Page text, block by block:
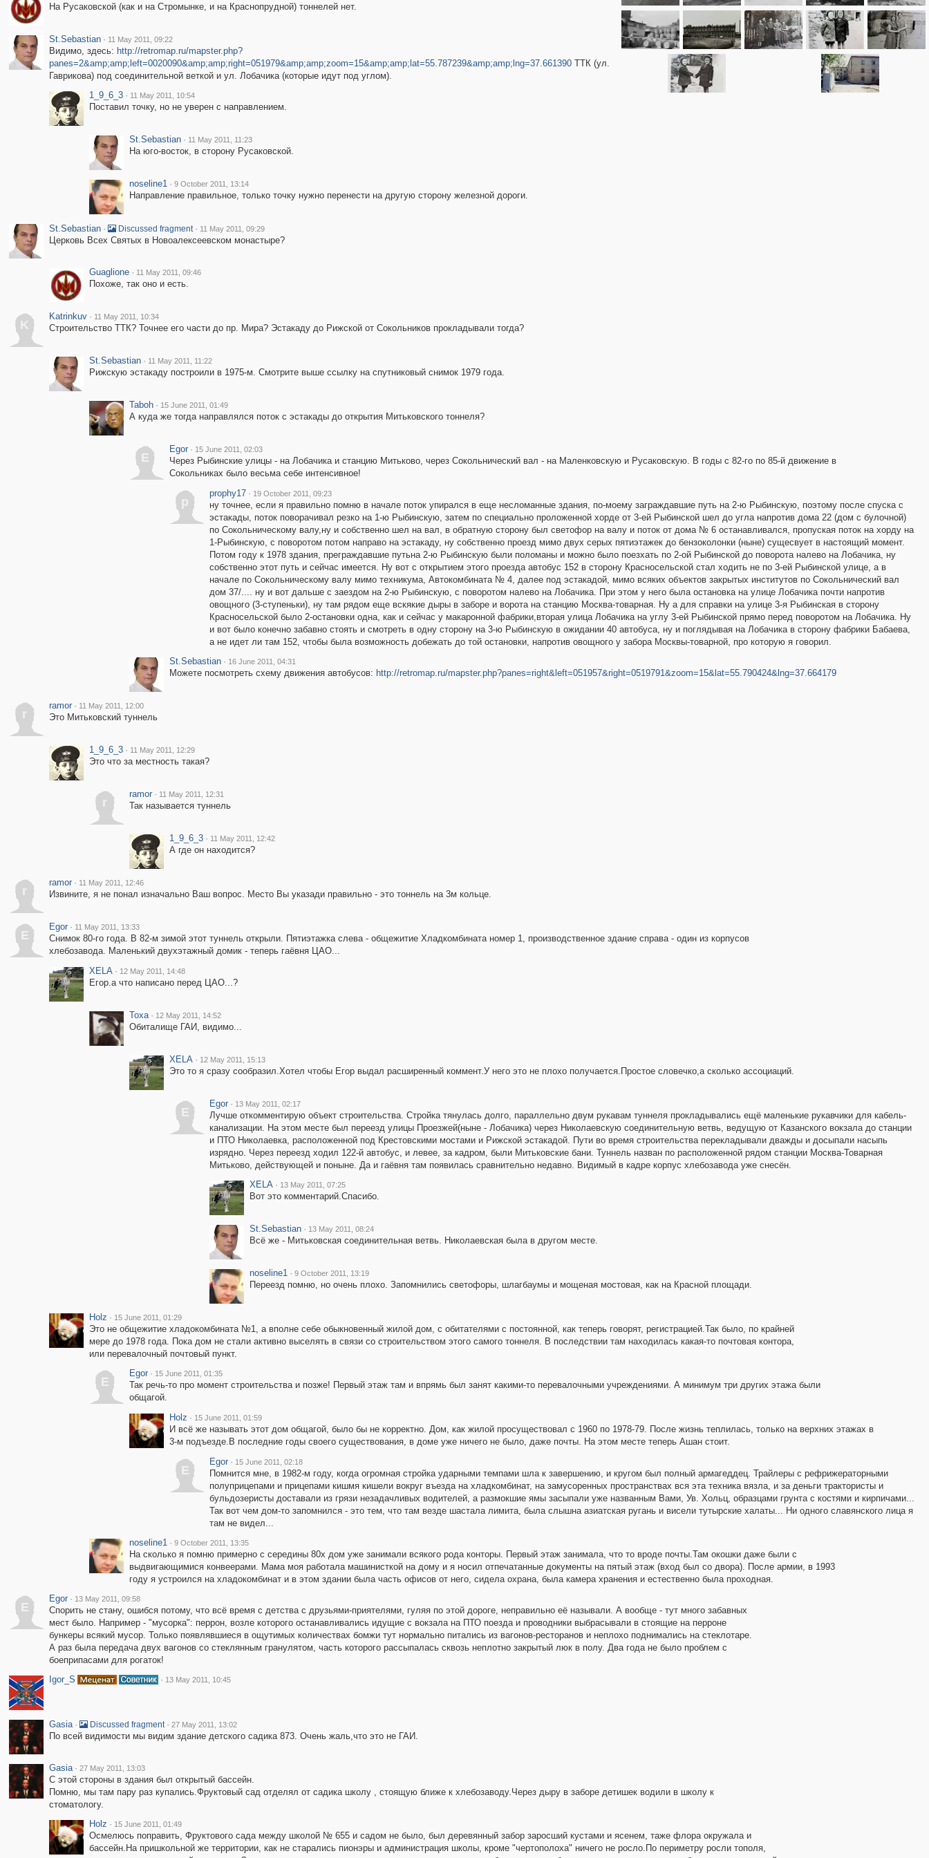
На Русаковской (как и на Стромынке, и на Краснопрудной) тоннелей нет.
St.Sebastian · 11 May 2011, 09:22
Видимо, здесь: http://retromap.ru/mapster.php?
panes=2&amp;amp;left=0020090&amp;amp;right=051979&amp;amp;zoom=15&amp;amp;lat=55.787239&amp;amp;lng=37.661390ТТК (ул.
Гаврикова) под соединительной веткой и ул. Лобачика (которые идут под углом).
1_9_6_3 · 11 May 2011, 10:54
Поставил точку, но не уверен с направлением.
St.Sebastian · 11 May 2011, 11:23
На юго-восток, в сторону Русаковской.
noseline1 · 9 October 2011, 13:14
Направление правильное, только точку нужно перенести на другую сторону железной дороги.
St.Sebastian · Discussed fragment · 11 May 2011, 09:29
Церковь Всех Святых в Новоалексеевском монастыре?
Guaglione · 11 May 2011, 09:46
Похоже, так оно и есть.
K
Katrinkuv · 11 May 2011, 10:34
Строительство ТТК? Точнее его части до пр. Мира? Эстакаду до Рижской от Сокольников прокладывали тогда?
St.Sebastian · 11 May 2011, 11:22
Рижскую эстакаду построили в 1975-м. Смотрите выше ссылку на спутниковый снимок 1979 года.
Taboh · 15 June 2011, 01:49
А куда же тогда направлялся поток с эстакады до открытия Митьковского тоннеля?
E
Egor · 15 June 2011, 02:03
Через Рыбинские улицы - на Лобачика и станцию Митьково, через Сокольнический вал - на Маленковскую и Русаковскую. В годы с 82-го по 85-й движение в
Сокольниках было весьма себе интенсивное!
p
prophy17 · 19 October 2011, 09:23
ну точнее, если я правильно помню в начале поток упирался в еще несломанные здания, по-моему заграждавшие путь на 2-ю Рыбинскую, поэтому после спуска с
эстакады, поток поворачивал резко на 1-ю Рыбинскую, затем по специально проложенной хорде от 3-ей Рыбинской шел до угла напротив дома 22 (дом с булочной)
по Сокольническому валу,ну и собственно шел на вал, в обратную сторону был светофор на валу и поток от дома № 6 останавливался, пропуская поток на хорду на
1-Рыбинскую, с поворотом потом направо на эстакаду, ну собственно проезд мимо двух серых пятиэтажек до бензоколонки (ныне) сущесвует в настоящий момент.
Потом году к 1978 здания, преграждавшие путьна 2-ю Рыбинскую были поломаны и можно было поезхать по 2-ой Рыбинской до поворота налево на Лобачика, ну
собственно этот путь и сейчас имеется. Ну вот с открытием этого проезда автобус 152 в сторону Красносельской стал ходить не по 3-ей Рыбинской улице, а в
начале по Сокольническому валу мимо техникума, Автокомбината № 4, далее под эстакадой, мимо всяких объектов закрытых институтов по Сокольнический вал
дом 37/.... ну и вот дальше с заездом на 2-ю Рыбинскую, с поворотом налево на Лобачика. При этом у него была остановка на улице Лобачика почти напротив
овощного (3-ступеньки), ну там рядом еще вскякие дыры в заборе и ворота на станцию Москва-товарная. Ну а для справки на улице 3-я Рыбинская в сторону
Красносельской было 2-остановки одна, как и сейчас у макаронной фабрики,вторая улица Лобачика на углу 3-ей Рыбинской прямо перед поворотом на Лобачика. Ну
и вот было конечно забавно стоять и смотреть в одну сторону на 3-ю Рыбинскую в ожидании 40 автобуса, ну и поглядывая на Лобачика в сторону фабрики Бабаева,
а не идет ли там 152, чтобы была возможность добежать до той остановки, напротив овощного у забора Москвы-товарной, про которую я говорил.
St.Sebastian · 16 June 2011, 04:31
Можете посмотреть схему движения автобусов: http://retromap.ru/mapster.php?panes=right&left=051957&right=0519791&zoom=15&lat=55.790424&lng=37.664179
r
ramor · 11 May 2011, 12:00
Это Митьковский туннель
1_9_6_3 · 11 May 2011, 12:29
Это что за местность такая?
r
ramor · 11 May 2011, 12:31
Так называется туннель
1_9_6_3 · 11 May 2011, 12:42
А где он находится?
r
ramor · 11 May 2011, 12:46
Извините, я не понал изначально Ваш вопрос. Место Вы указади правильно - это тоннель на 3м кольце.
E
Egor · 11 May 2011, 13:33
Снимок 80-го года. В 82-м зимой этот туннель открыли. Пятиэтажка слева - общежитие Хладкомбината номер 1, производственное здание справа - один из корпусов
хлебозавода. Маленький двухэтажный домик - теперь гаёвня ЦАО...
XELA · 12 May 2011, 14:48
Егор.а что написано перед ЦАО...?
Toxa · 12 May 2011, 14:52
Обиталище ГАИ, видимо...
XELA · 12 May 2011, 15:13
Это то я сразу сообразил.Хотел чтобы Егор выдал расширенный коммент.У него это не плохо получается.Простое словечко,а сколько ассоциаций.
E
Egor · 13 May 2011, 02:17
Лучше откомментирую объект строительства. Стройка тянулась долго, параллельно двум рукавам туннеля прокладывались ещё маленькие рукавчики для кабель-
канализации. На этом месте был переезд улицы Проезжей(ныне - Лобачика) через Николаевскую соединительную ветвь, ведущую от Казанского вокзала до станции
и ПТО Николаевка, расположенной под Крестовскими мостами и Рижской эстакадой. Пути во время строительства перекладывали дважды и досыпали насыпь
изрядно. Через переезд ходил 122-й автобус, и левее, за кадром, были Митьковские бани. Туннель назван по расположенной рядом станции Москва-Товарная
Митьково, действующей и поныне. Да и гаёвня там появилась сравнительно недавно. Видимый в кадре корпус хлебозавода уже снесён.
XELA · 13 May 2011, 07:25
Вот это комментарий.Спасибо.
St.Sebastian · 13 May 2011, 08:24
Всё же - Митьковская соединительная ветвь. Николаевская была в другом месте.
noseline1 · 9 October 2011, 13:19
Переезд помню, но очень плохо. Запомнились светофоры, шлагбаумы и мощеная мостовая, как на Красной площади.
Holz · 15 June 2011, 01:29
Это не общежитие хладокомбината №1, а вполне себе обыкновенный жилой дом, с обитателями с постоянной, как теперь говорят, регистрацией.Так было, по крайней
мере до 1978 года. Пока дом не стали активно выселять в связи со строительством этого самого тоннеля. В последствии там находилась какая-то почтовая контора,
или перевалочный почтовый пункт.
E
Egor · 15 June 2011, 01:35
Так речь-то про момент строительства и позже! Первый этаж там и впрямь был занят какими-то перевалочными учреждениями. А минимум три других этажа были
общагой.
Holz · 15 June 2011, 01:59
И всё же называть этот дом общагой, было бы не корректно. Дом, как жилой просуществовал с 1960 по 1978-79. После жизнь теплилась, только на верхних этажах в
3-м подъезде.В последние годы своего существования, в доме уже ничего не было, даже почты. На этом месте теперь Ашан стоит.
E
Egor · 15 June 2011, 02:18
Помнится мне, в 1982-м году, когда огромная стройка ударными темпами шла к завершению, и кругом был полный армагеддец. Трайлеры с рефрижераторными
полуприцепами и прицепами кишмя кишели вокруг въезда на хладкомбинат, на замусоренных пространствах вся эта техника вязла, и за деньги трактористы и
бульдозеристы доставали из грязи незадачливых водителей, а размокшие ямы засыпали уже названным Вами, Ув. Хольц, образцами грунта с костями и кирпичами...
Так вот чем дом-то запомнился - это тем, что там везде шастала лимита, была слышна азиатская ругань и висели тутырские халаты... Ни одного славянского лица я
там не видел...
noseline1 · 9 October 2011, 13:35
На сколько я помню примерно с середины 80х дом уже занимали всякого рода конторы. Первый этаж занимала, что то вроде почты.Там окошки даже были с
выдвигающимися конвеерами. Мама моя работала машинисткой на дому и я носил отпечатанные документы на пятый этаж (вход был со двора). После армии, в 1993
году я устроился на хладокомбинат и в этом здании была часть офисов от него, сидела охрана, была камера хранения и естественно была проходная.
E
Egor · 13 May 2011, 09:58
Спорить не стану, ошибся потому, что всё время с детства с друзьями-приятелями, гуляя по этой дороге, неправильно её называли. А вообще - тут много забавных
мест было. Например - "мусорка": перрон, возле которого останавливались идущие с вокзала на ПТО поезда и проводники выбрасывали в стоящие на перроне
бункеры всякий мусор. Только появлявшиеся в ощутимых количествах бомжи тут нормально питались из вагонов-ресторанов и неплохо поднимались на стеклотаре.
А раз была передача двух вагонов со стеклянным гранулятом, часть которого рассыпалась сквозь неплотно закрытый люк в полу. Два года не было проблем с
боеприпасами для рогаток!
Igor_S
· 13 May 2011, 10:45
Gasia · Discussed fragment · 27 May 2011, 13:02
По всей видимости мы видим здание детского садика 873. Очень жаль,что это не ГАИ.
Gasia · 27 May 2011, 13:03
С этой стороны в здания был открытый бассейн.
Помню, мы там пару раз купались.Фруктовый сад отделял от садика школу , стоящую ближе к хлебозаводу.Через дыру в заборе детишек водили в школу к
стоматологу.
Holz · 15 June 2011, 01:49
Осмелюсь поправить, Фруктового сада между школой № 655 и садом не было, был деревянный забор заросший кустами и ясенем, таже флора окружала и
бассейн.На пришкольной же территории, как не старались пионэры и администрация школы, кроме "чертополоха" ничего не росло.По периметру росли тополя,